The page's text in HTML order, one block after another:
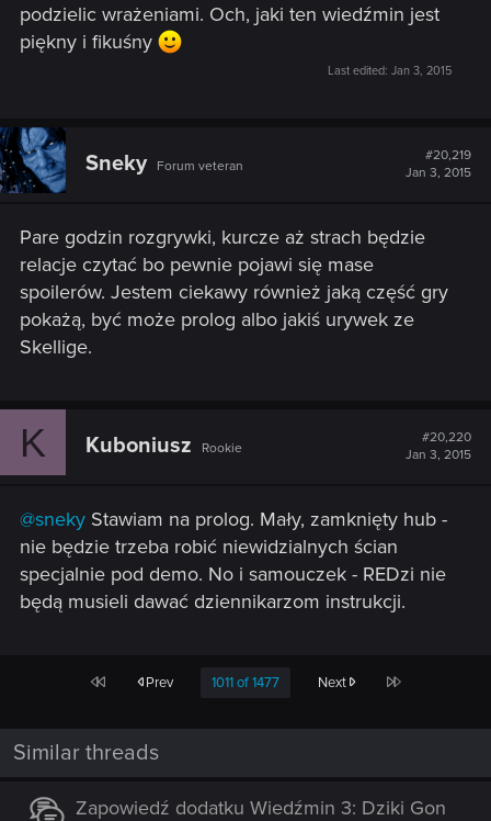
podzielic wrażeniami. Och, jaki ten wiedźmin jest
piękny i fikuśny
Last edited: Jan 3, 2015
Sneky Forum veteran
#20,219
Jan 3, 2015
Pare godzin rozgrywki, kurcze aż strach będzie
relacje czytać bo pewnie pojawi się mase
spoilerów. Jestem ciekawy również jaką część gry
pokażą, być może prolog albo jakiś urywek ze
Skellige.
K Kuboniusz Rookie
#20,220
Jan 3, 2015
@sneky Stawiam na prolog. Mały, zamknięty hub -
nie będzie trzeba robić niewidzialnych ścian
specjalnie pod demo. No i samouczek - REDzi nie
będą musieli dawać dziennikarzom instrukcji.
First Prev 1011 of 1477 Next Last
Similar threads
Zapowiedź dodatku Wiedźmin 3: Dziki Gon